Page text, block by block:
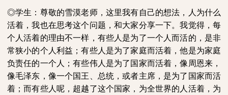
◎学生：尊敬的雪漠老师，这里我有自己的想法，人为什么
活着，我也在思考这个问题，和大家分享一下。我觉得，每
个人活着的理由不一样，有些人是为了一个人而活的，是非
常狭小的个人利益；有些人是为了家庭而活着，他是为家庭
负责任的一个人；有些伟人是为了国家而活着，像周恩来，
像毛泽东，像一个国王、总统，或者主席，是为了国家而活
着；而有些人呢，超越了这个国家，为全世界的人活着，为